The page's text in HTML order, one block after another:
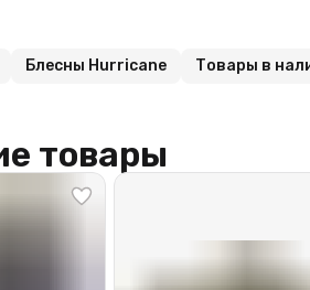
Блесны Hurricane Товары в
товары